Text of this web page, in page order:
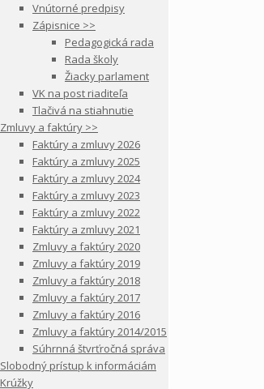
Vnútorné predpisy
Zápisnice >>
Pedagogická rada
Rada školy
Žiacky parlament
VK na post riaditeľa
Tlačivá na stiahnutie
Zmluvy a faktúry >>
Faktúry a zmluvy 2026
Faktúry a zmluvy 2025
Faktúry a zmluvy 2024
Faktúry a zmluvy 2023
Faktúry a zmluvy 2022
Faktúry a zmluvy 2021
Zmluvy a faktúry 2020
Zmluvy a faktúry 2019
Zmluvy a faktúry 2018
Zmluvy a faktúry 2017
Zmluvy a faktúry 2016
Zmluvy a faktúry 2014/2015
Súhrnná štvrťročná správa
Slobodný prístup k informáciám
Krúžky